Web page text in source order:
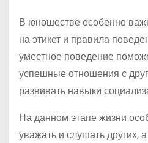
В юношестве особенно
на этикет и правила
уместное поведение
успешные отношения с
развивать навыки
На данном этапе жизни
уважать и слушать других,